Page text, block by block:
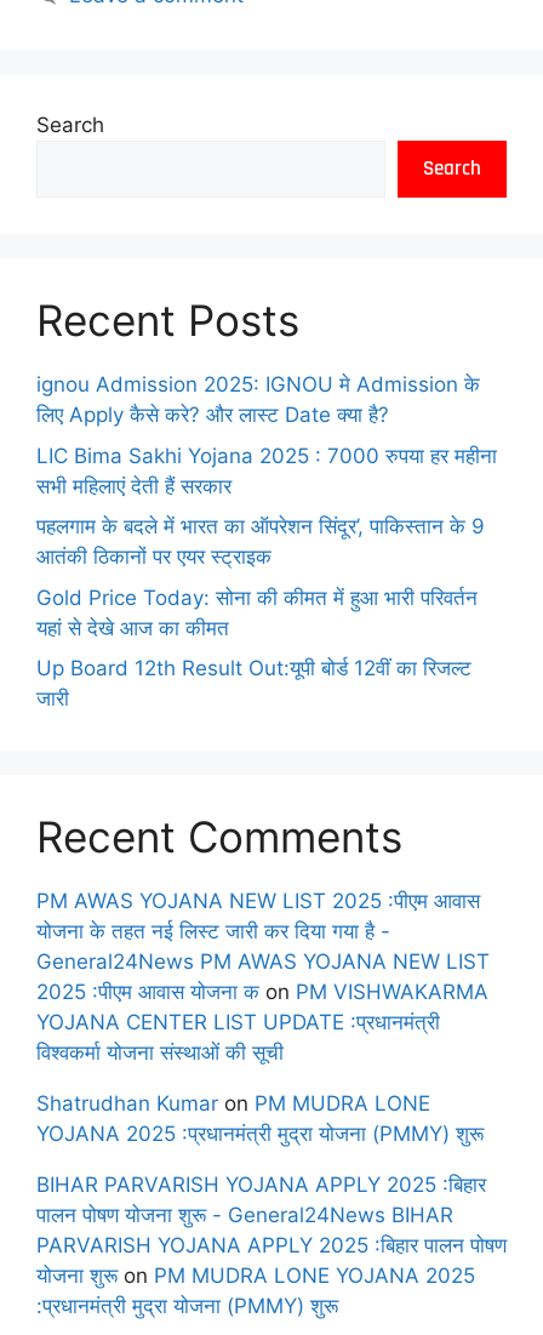
Search
Search
Recent Posts
ignou Admission 2025: IGNOU मे Admission के
लिए Apply कैसे करे? और लास्ट Date क्या है?
LIC Bima Sakhi Yojana 2025 : 7000 रुपया हर महीना
सभी महिलाएं देती हैं सरकार
पहलगाम के बदले में भारत का ऑपरेशन सिंदूर’, पाकिस्तान के 9
आतंकी ठिकानों पर एयर स्ट्राइक
Gold Price Today: सोना की कीमत में हुआ भारी परिवर्तन
यहां से देखे आज का कीमत
Up Board 12th Result Out:यूपी बोर्ड 12वीं का रिजल्ट
जारी
Recent Comments
PM AWAS YOJANA NEW LIST 2025 :पीएम आवास
योजना के तहत नई लिस्ट जारी कर दिया गया है -
General24News PM AWAS YOJANA NEW LIST
2025 :पीएम आवास योजना क on PM VISHWAKARMA
YOJANA CENTER LIST UPDATE :प्रधानमंत्री
विश्वकर्मा योजना संस्थाओं की सूची
Shatrudhan Kumar on PM MUDRA LONE
YOJANA 2025 :प्रधानमंत्री मुद्रा योजना (PMMY) शुरू
BIHAR PARVARISH YOJANA APPLY 2025 :बिहार
पालन पोषण योजना शुरू - General24News BIHAR
PARVARISH YOJANA APPLY 2025 :बिहार पालन पोषण
योजना शुरूon PM MUDRA LONE YOJANA 2025
:प्रधानमंत्री मुद्रा योजना (PMMY) शुरू